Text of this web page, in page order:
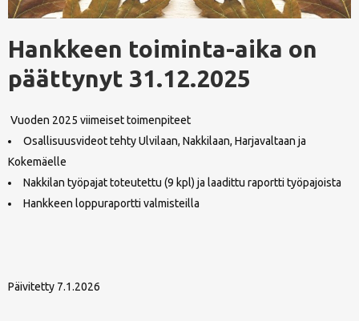
Hankkeen toiminta-aika on
päättynyt 31.12.2025
Vuoden 2025 viimeiset toimenpiteet
Osallisuusvideot tehty Ulvilaan, Nakkilaan, Harjavaltaan ja
Kokemäelle
Nakkilan työpajat toteutettu (9 kpl) ja laadittu raportti työpajoista
Hankkeen loppuraportti valmisteilla
Päivitetty 7.1.2026